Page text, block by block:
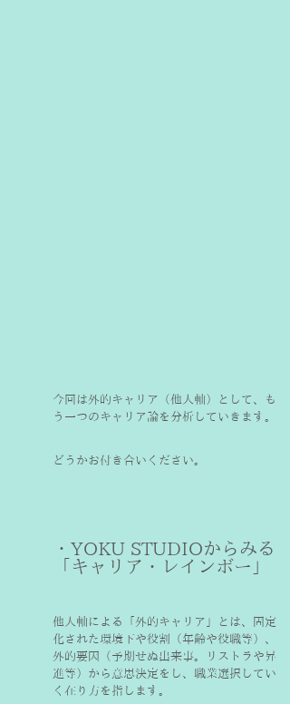
今回は外的キャリア（他人軸）として、も
う一つのキャリア論を分析していきます。
どうかお付き合いください。
・YOKU STUDIOからみる
「キャリア・レインボー」
他人軸による「外的キャリア」とは、固定
化された環境下や役割（年齢や役職等）、
外的要因（予期せぬ出来事。リストラや昇
進等）から意思決定をし、職業選択してい
く在り方を指します。